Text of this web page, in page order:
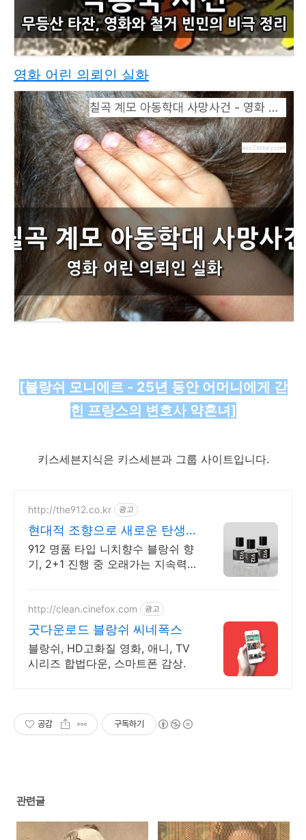
영화 어린 의뢰인 실화
칠곡 계모 아동학대 사망사건 - 영화 어린 의뢰인 실화
kiss7.tistory.com
[블랑쉬 모니에르 - 25년 동안 어머니에게 갇
힌 프랑스의 변호사 약혼녀]​​
키스세븐지식은 키스세븐과 그룹 사이트입니다.
http://the912.co.kr 광고
현대적 조향으로 새로운 탄생
상품후기 100,867개
912 명품 타입 니치향수 블랑쉬 향
기, 2+1 진행 중 오래가는 지속력,
http://clean.cinefox.com 광고
굿다운로드 블랑쉬 씨네폭스
블랑쉬, HD고화질 영화, 애니, TV
시리즈 합법다운, 스마트폰 감상.
공감 구독하기
관련글